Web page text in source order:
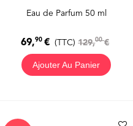
Eau de Parfum 50 ml
69,90€ (TTC) 129,00€
Ajouter Au Panier